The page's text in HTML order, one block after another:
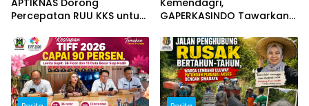
Percepatan RUU KKS untuk
Digital Indonesia
GAPERKASINDO Tawarkan
Pemerintah Daerah